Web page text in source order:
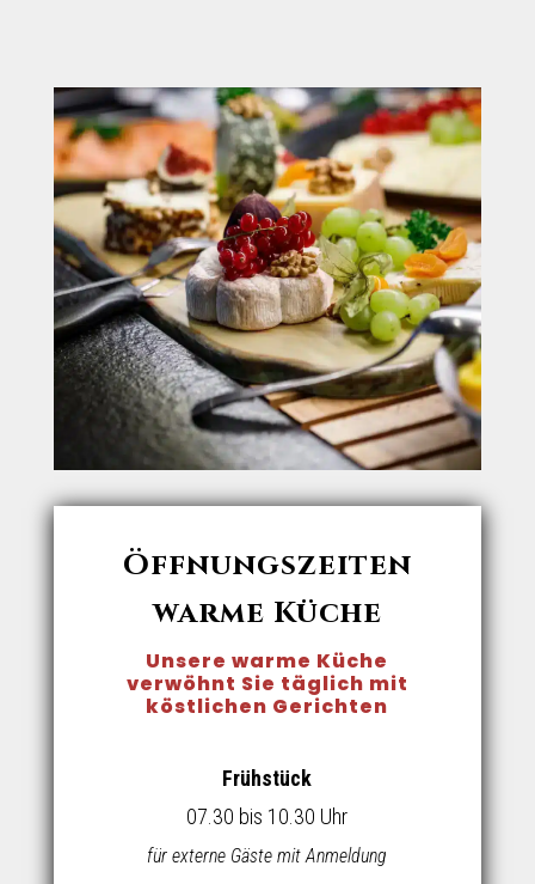
Öffnungszeiten
warme Küche
Unsere warme Küche
verwöhnt Sie täglich mit
köstlichen Gerichten
Frühstück
07.30 bis 10.30 Uhr
für externe Gäste mit Anmeldung